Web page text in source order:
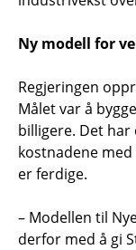
Ny modell for
Regjeringen
Målet var å
billigere. Det
kostnadene
er ferdige.
– Modellen til
derfor med å gi